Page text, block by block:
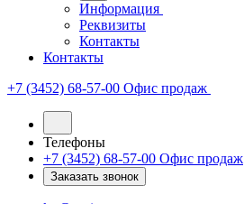
Информация
Реквизиты
Контакты
Контакты
+7 (3452) 68-57-00 Офис продаж
Телефоны
+7 (3452) 68-57-00 Офис продаж
Заказать звонок